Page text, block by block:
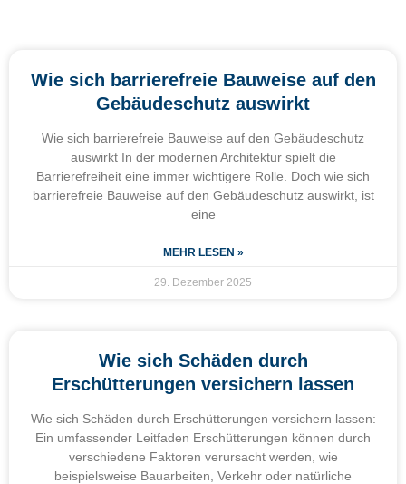
Wie sich barrierefreie Bauweise auf den
Gebäudeschutz auswirkt
Wie sich barrierefreie Bauweise auf den Gebäudeschutz
auswirkt In der modernen Architektur spielt die
Barrierefreiheit eine immer wichtigere Rolle. Doch wie sich
barrierefreie Bauweise auf den Gebäudeschutz auswirkt, ist
eine
MEHR LESEN »
29. Dezember 2025
Wie sich Schäden durch
Erschütterungen versichern lassen
Wie sich Schäden durch Erschütterungen versichern lassen:
Ein umfassender Leitfaden Erschütterungen können durch
verschiedene Faktoren verursacht werden, wie
beispielsweise Bauarbeiten, Verkehr oder natürliche